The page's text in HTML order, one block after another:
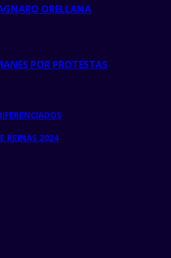
ORELLANA
POR PROTESTAS
REINAS 2024